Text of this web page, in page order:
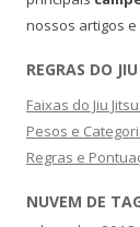
nossos artigos e
REGRAS DO
Faixas do Jiu
Pesos e
Regras e
NUVEM DE